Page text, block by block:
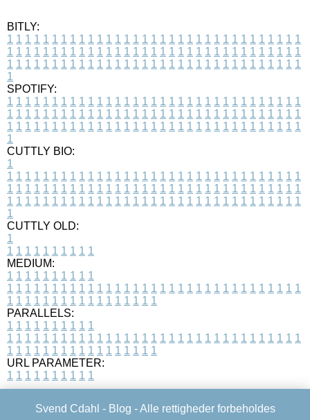
BITLY:
1 1 1 1 1 1 1 1 1 1 1 1 1 1 1 1 1 1 1 1 1 1 1 1 1 1 1 1 1 1 1 1 1
1 1 1 1 1 1 1 1 1 1 1 1 1 1 1 1 1 1 1 1 1 1 1 1 1 1 1 1 1 1 1 1 1
1 1 1 1 1 1 1 1 1 1 1 1 1 1 1 1 1 1 1 1 1 1 1 1 1 1 1 1 1 1 1 1 1
1
SPOTIFY:
1 1 1 1 1 1 1 1 1 1 1 1 1 1 1 1 1 1 1 1 1 1 1 1 1 1 1 1 1 1 1 1 1
1 1 1 1 1 1 1 1 1 1 1 1 1 1 1 1 1 1 1 1 1 1 1 1 1 1 1 1 1 1 1 1 1
1 1 1 1 1 1 1 1 1 1 1 1 1 1 1 1 1 1 1 1 1 1 1 1 1 1 1 1 1 1 1 1 1
1
CUTTLY BIO:
1
1 1 1 1 1 1 1 1 1 1 1 1 1 1 1 1 1 1 1 1 1 1 1 1 1 1 1 1 1 1 1 1 1
1 1 1 1 1 1 1 1 1 1 1 1 1 1 1 1 1 1 1 1 1 1 1 1 1 1 1 1 1 1 1 1 1
1 1 1 1 1 1 1 1 1 1 1 1 1 1 1 1 1 1 1 1 1 1 1 1 1 1 1 1 1 1 1 1 1
1
CUTTLY OLD:
1
1 1 1 1 1 1 1 1 1 1
MEDIUM:
1 1 1 1 1 1 1 1 1 1
1 1 1 1 1 1 1 1 1 1 1 1 1 1 1 1 1 1 1 1 1 1 1 1 1 1 1 1 1 1 1 1 1
1 1 1 1 1 1 1 1 1 1 1 1 1 1 1 1 1
PARALLELS:
1 1 1 1 1 1 1 1 1 1
1 1 1 1 1 1 1 1 1 1 1 1 1 1 1 1 1 1 1 1 1 1 1 1 1 1 1 1 1 1 1 1 1
1 1 1 1 1 1 1 1 1 1 1 1 1 1 1 1 1
URL PARAMETER:
1 1 1 1 1 1 1 1 1 1
Svend Cdahl - Blog - Alle rettigheder forbeholdes